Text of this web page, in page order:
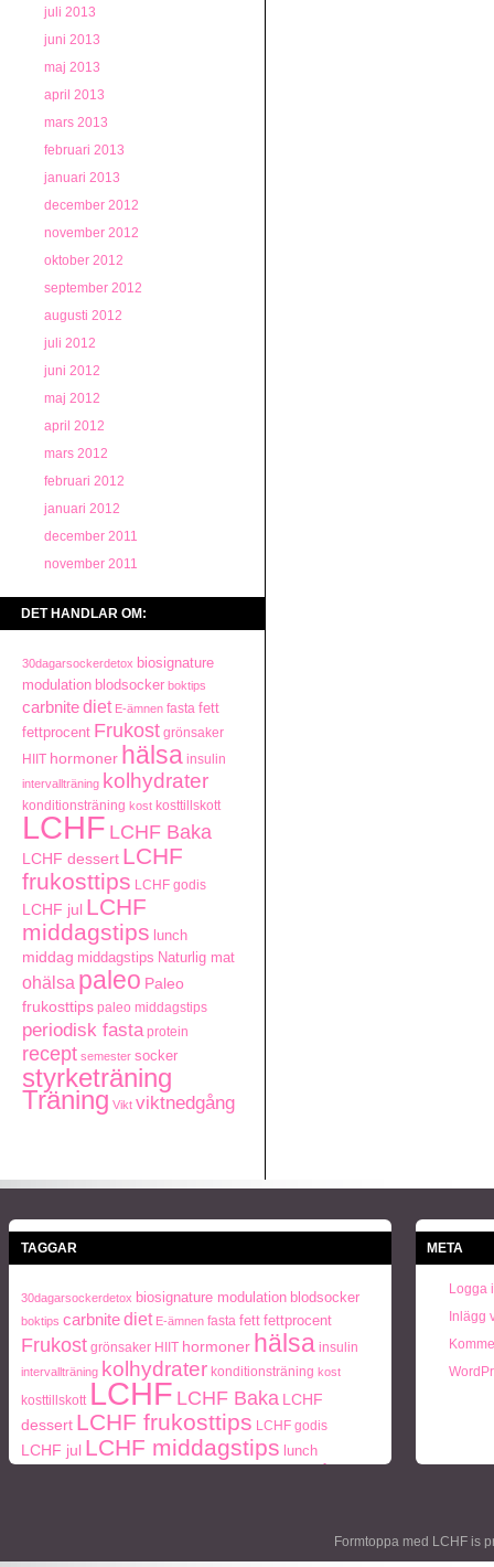
juli 2013
juni 2013
maj 2013
april 2013
mars 2013
februari 2013
januari 2013
december 2012
november 2012
oktober 2012
september 2012
augusti 2012
juli 2012
juni 2012
maj 2012
april 2012
mars 2012
februari 2012
januari 2012
december 2011
november 2011
DET HANDLAR OM:
30dagarsockerdetox biosignature
modulation blodsocker boktips
carbnitediet E-ämnen fasta fett
fettprocent Frukost grönsaker
HIIT hormoner hälsa insulin
intervallträning kolhydrater
konditionsträning kost kosttillskott
LCHF LCHF Baka
LCHF dessert LCHF
frukosttips LCHF godis
LCHF jul LCHF
middagstips lunch
middag middagstips Naturlig mat
ohälsa paleo Paleo
frukosttips paleo middagstips
periodisk fasta protein
recept semester socker
styrketräning
Träning Vikt viktnedgång
TAGGAR
30dagarsockerdetox biosignature modulation blodsocker
boktips carbnitediet E-ämnen fasta fett fettprocent
Frukost grönsaker HIIT hormoner hälsa insulin
intervallträning kolhydrater konditionsträning kost
kosttillskott LCHF LCHF Baka LCHF
dessert LCHF frukosttips LCHF godis
LCHF jul LCHF middagstips lunch
paleo
META
Logga
Inlägg
Formtoppa med LCHF is